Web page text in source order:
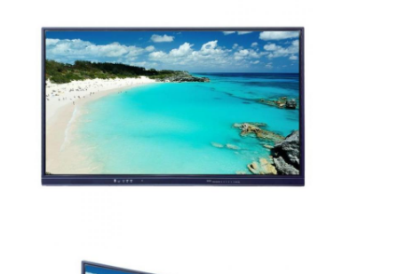
Διαλογικός πίνακας προβολέων
Υπέρυθρο πλαίσιο αφής
Διαλογική στάση Whiteboard
Visualizer κάμερα εγγράφων
προβολέας
ψηφιακή σήμανση